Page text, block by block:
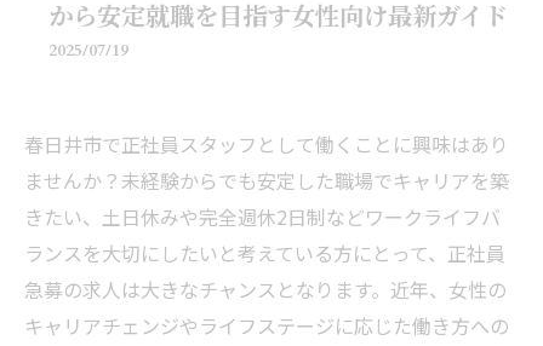
から安定就職を目指す女性向け最新ガイド
2025/07/19
春日井市で正社員スタッフとして働くことに興味はあり
ませんか？未経験からでも安定した職場でキャリアを築
きたい、土日休みや完全週休2日制などワークライフバ
ランスを大切にしたいと考えている方にとって、正社員
急募の求人は大きなチャンスとなります。近年、女性の
キャリアチェンジやライフステージに応じた働き方への